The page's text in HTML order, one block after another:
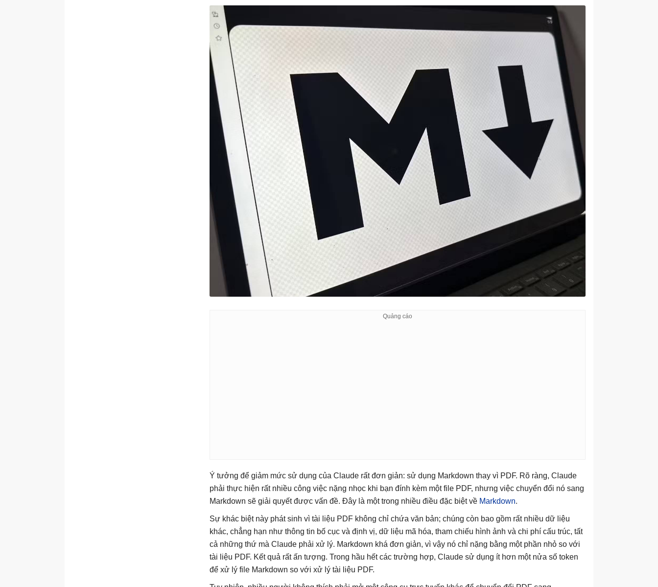
Ý tưởng để giảm mức sử dụng của Claude rất đơn giản: sử dụng Markdown thay vì PDF. Rõ ràng, Claude
phải thực hiện rất nhiều công việc nặng nhọc khi bạn đính kèm một file PDF, nhưng việc chuyển đổi nó sang
Markdown sẽ giải quyết được vấn đề. Đây là một trong nhiều điều đặc biệt về Markdown.
Sự khác biệt này phát sinh vì tài liệu PDF không chỉ chứa văn bản; chúng còn bao gồm rất nhiều dữ liệu
khác, chẳng hạn như thông tin bố cục và định vị, dữ liệu mã hóa, tham chiếu hình ảnh và chi phí cấu trúc, tất
cả những thứ mà Claude phải xử lý. Markdown khá đơn giản, vì vậy nó chỉ nặng bằng một phần nhỏ so với
tài liệu PDF. Kết quả rất ấn tượng. Trong hầu hết các trường hợp, Claude sử dụng ít hơn một nửa số token
để xử lý file Markdown so với xử lý tài liệu PDF.